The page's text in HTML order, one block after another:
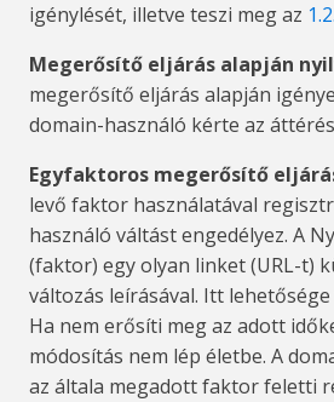
igénylését, illetve teszi meg az
Megerősítő eljárás alapján
megerősítő eljárás alapján
domain-használó kérte az
Egyfaktoros megerősítő
levő faktor használatával
használó váltást engedélyez. A
(faktor) egy olyan linket (URL-t)
változás leírásával. Itt
Ha nem erősíti meg az adott
módosítás nem lép életbe. A
az általa megadott faktor feletti